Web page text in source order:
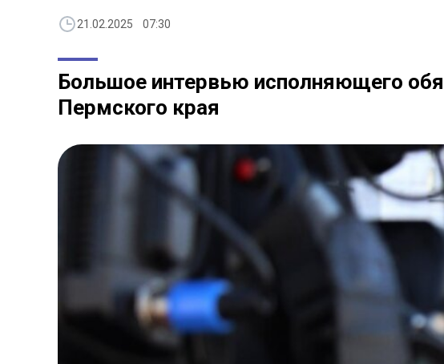
21.02.2025 07:30
Большое интервью исполняющего
Пермского края